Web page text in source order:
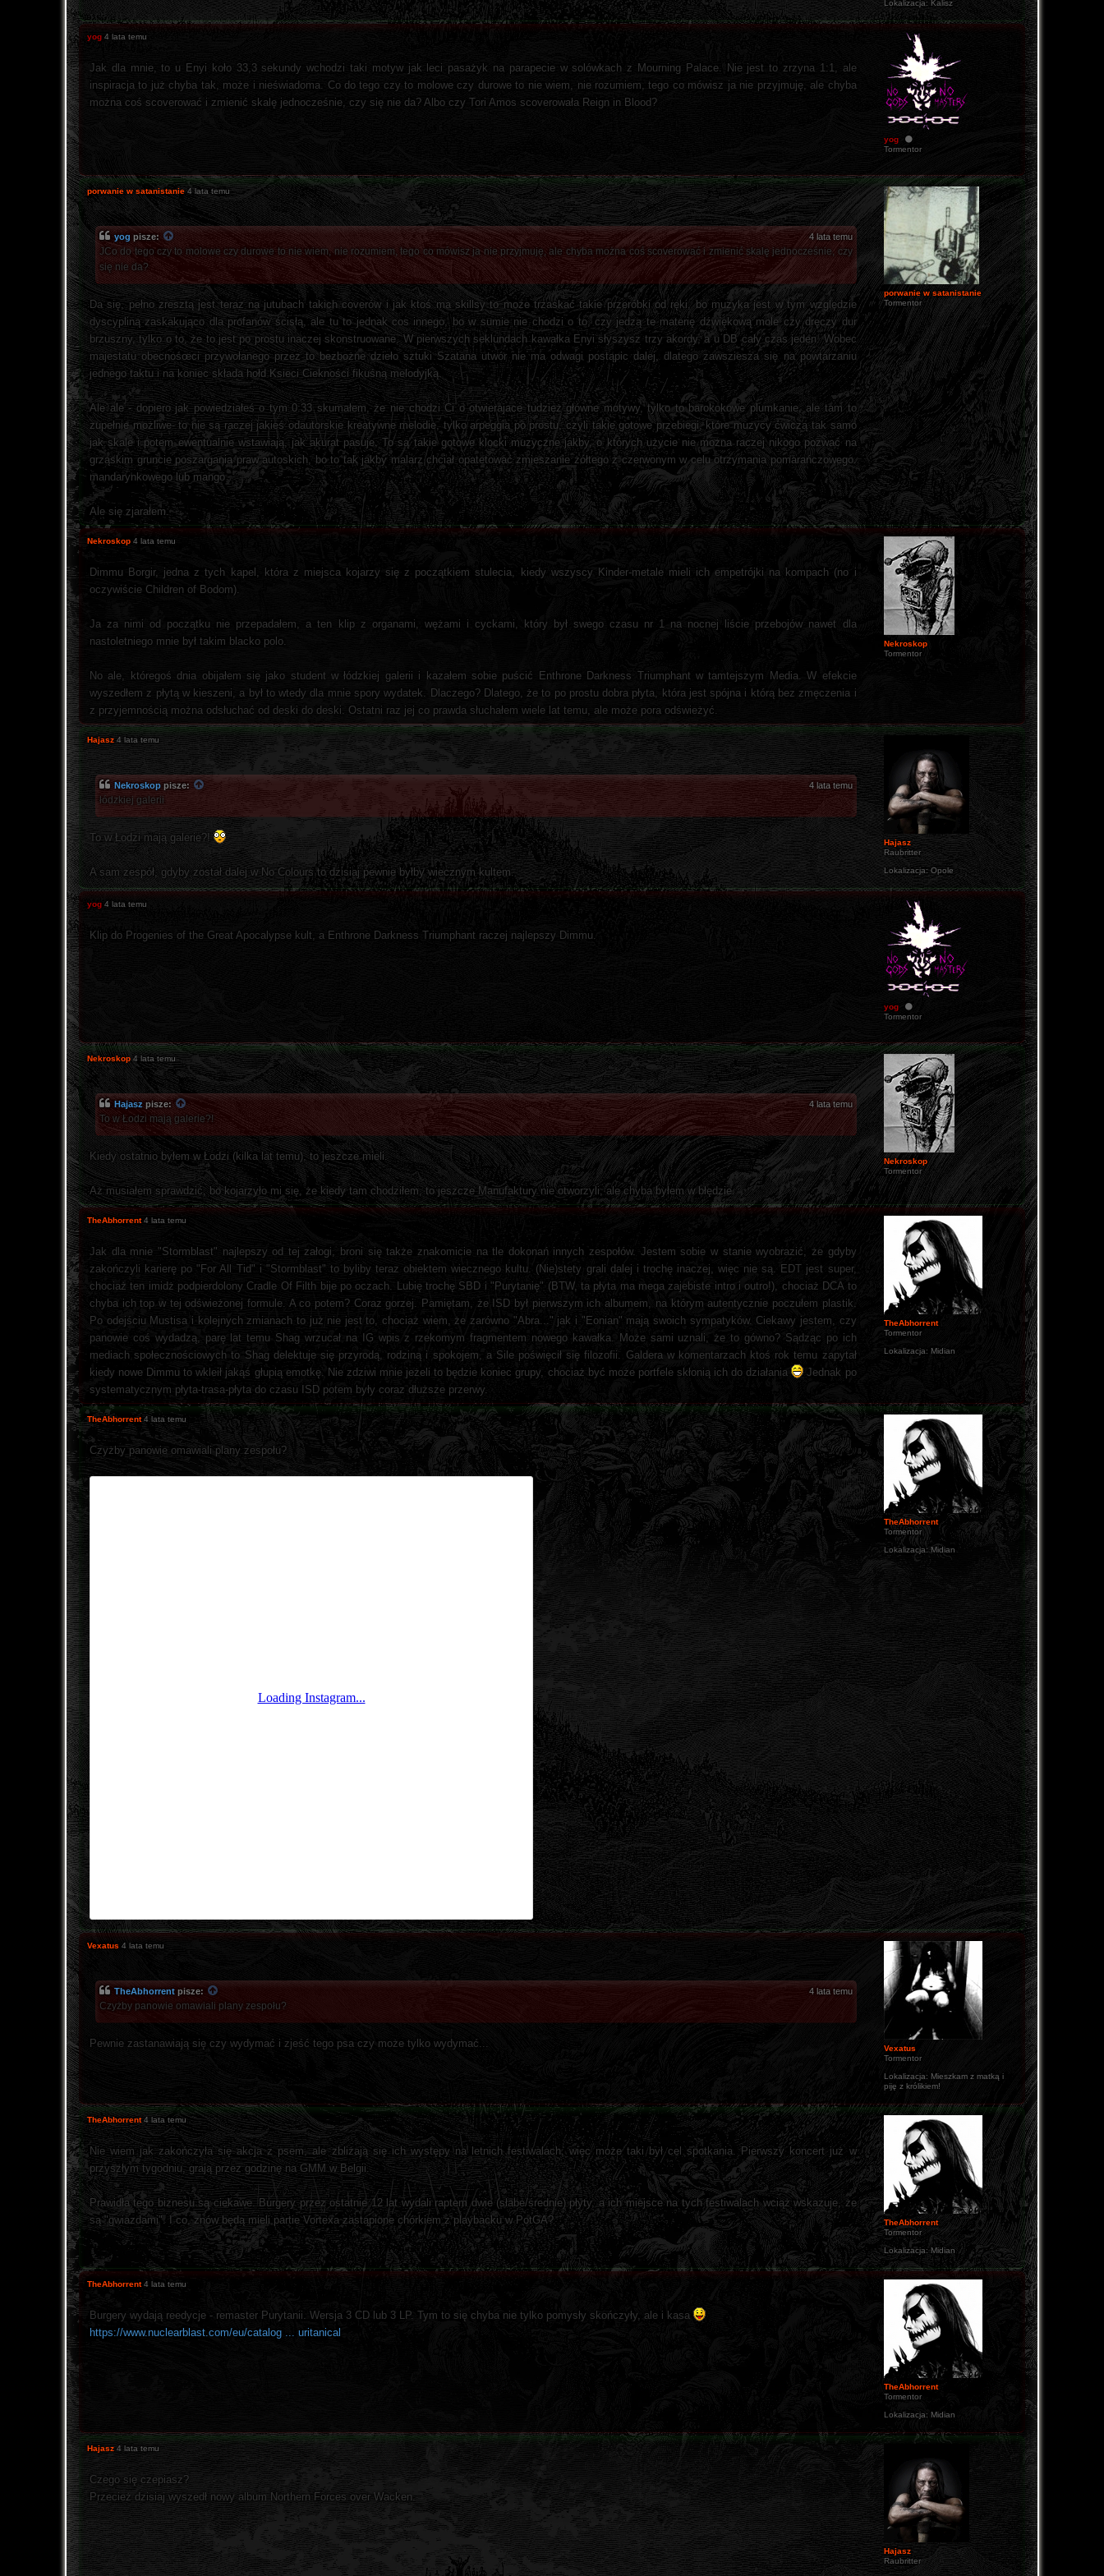
Lokalizacja: Kalisz
yog
Tormentor
yog 4 lata temu
Jak dla mnie, to u Enyi koło 33,3 sekundy wchodzi taki motyw jak leci pasażyk na parapecie w solówkach z Mourning Palace. Nie jest to zrzyna 1:1, ale
inspiracja to już chyba tak, może i nieświadoma. Co do tego czy to molowe czy durowe to nie wiem, nie rozumiem, tego co mówisz ja nie przyjmuję, ale chyba
można coś scoverować i zmienić skalę jednocześnie, czy się nie da? Albo czy Tori Amos scoverowała Reign in Blood?
porwanie w satanistanie
Tormentor
porwanie w satanistanie 4 lata temu
yog pisze: 4 lata temu
JCo do tego czy to molowe czy durowe to nie wiem, nie rozumiem, tego co mówisz ja nie przyjmuję, ale chyba można coś scoverować i zmienić skalę jednocześnie, czy
się nie da?
Da się, pełno zresztą jest teraz na jutubach takich coverów i jak ktoś ma skillsy to może trzaskać takie przeróbki od ręki, bo muzyka jest w tym względzie
dyscypliną zaskakująco dla profanów ścisłą, ale tu to jednak cos innego, bo w sumie nie chodzi o to, czy jedzą te materię dźwiękową mole czy dręczy dur
brzuszny, tylko o to, że to jest po prostu inaczej skonstruowane. W pierwszych seklundach kawałka Enyi słyszysz trzy akordy, a u DB cały czas jeden. Wobec
majestatu obecnośœci przywołanego przez to bezbożne dzieło sztuki Szatana utwór nie ma odwagi postąpic dalej, dlatego zawsziesza się na powtarzaniu
jednego taktu i na koniec składa hołd Ksieci Ciekności fikuśną melodyjką.
Ale ale - dopiero jak powiedziałeś o tym 0:33 skumałem, że nie chodzi Ci o otwierajace tudzież główne motywy, tylko to barokokowe plumkanie, ale tam to
zupełnie możliwe- to nie są raczej jakieś odautorskie kreatywne melodie, tylko arpeggia po prostu, czyli takie gotowe przebiegi, które muzycy ćwiczą tak samo
jak skale i potem ewentualnie wstawiają, jak akurat pasuje. To są takie gotowe klocki muzyczne jakby, o których użycie nie można raczej nikogo pozwać na
grząskim gruncie poszargania praw autoskich, bo to tak jakby malarz chciał opatetować zmieszanie żółtego z czerwonym w celu otrzymania pomarańczowego.
mandarynkowego lub mango
Ale się zjarałem.
Nekroskop
Tormentor
Nekroskop 4 lata temu
Dimmu Borgir, jedna z tych kapel, która z miejsca kojarzy się z początkiem stulecia, kiedy wszyscy Kinder-metale mieli ich empetrójki na kompach (no i
oczywiście Children of Bodom).
Ja za nimi od początku nie przepadałem, a ten klip z organami, wężami i cyckami, który był swego czasu nr 1 na nocnej liście przebojów nawet dla
nastoletniego mnie był takim blacko polo.
No ale, któregoś dnia obijałem się jako student w łódzkiej galerii i kazałem sobie puścić Enthrone Darkness Triumphant w tamtejszym Media. W efekcie
wyszedłem z płytą w kieszeni, a był to wtedy dla mnie spory wydatek. Dlaczego? Dlatego, że to po prostu dobra płyta, która jest spójna i którą bez zmęczenia i
z przyjemnością można odsłuchać od deski do deski. Ostatni raz jej co prawda słuchałem wiele lat temu, ale może pora odświeżyć.
Hajasz
Raubritter
Lokalizacja: Opole
Hajasz 4 lata temu
Nekroskoppisze: 4 lata temu
łódzkiej galerii
To w Łodzi mają galerie?!
A sam zespół, gdyby został dalej w No Colours to dzisiaj pewnie byłby wiecznym kultem.
yog
Tormentor
yog 4 lata temu
Klip do Progenies of the Great Apocalypse kult, a Enthrone Darkness Triumphant raczej najlepszy Dimmu.
Nekroskop
Tormentor
Nekroskop 4 lata temu
Hajaszpisze: 4 lata temu
To w Łodzi mają galerie?!
Kiedy ostatnio byłem w Łodzi (kilka lat temu), to jeszcze mieli.
Aż musiałem sprawdzić, bo kojarzyło mi się, że kiedy tam chodziłem, to jeszcze Manufaktury nie otworzyli, ale chyba byłem w błędzie.
TheAbhorrent
Tormentor
Lokalizacja: Midian
TheAbhorrent 4 lata temu
Jak dla mnie "Stormblast" najlepszy od tej załogi, broni się także znakomicie na tle dokonań innych zespołów. Jestem sobie w stanie wyobrazić, że gdyby
zakończyli karierę po "For All Tid" i "Stormblast" to byliby teraz obiektem wiecznego kultu. (Nie)stety grali dalej i trochę inaczej, więc nie są. EDT jest super,
chociaż ten imidż podpierdolony Cradle Of Filth bije po oczach. Lubię trochę SBD i "Purytanię" (BTW, ta płyta ma mega zajebiste intro i outro!), chociaż DCA to
chyba ich top w tej odświeżonej formule. A co potem? Coraz gorzej. Pamiętam, że ISD był pierwszym ich albumem, na którym autentycznie poczułem plastik.
Po odejściu Mustisa i kolejnych zmianach to już nie jest to, chociaż wiem, że zarówno "Abra..." jak i "Eonian" mają swoich sympatyków. Ciekawy jestem, czy
panowie coś wydadzą, parę lat temu Shag wrzucał na IG wpis z rzekomym fragmentem nowego kawałka. Może sami uznali, że to gówno? Sądząc po ich
mediach społecznościowych to Shag delektuje się przyrodą, rodziną i spokojem, a Sile poświęcił się filozofii. Galdera w komentarzach ktoś rok temu zapytał
kiedy nowe Dimmu to wkleił jakąś głupią emotkę. Nie zdziwi mnie jeżeli to będzie koniec grupy, chociaż być może portfele skłonią ich do działania
Jednak po
systematycznym płyta-trasa-płyta do czasu ISD potem były coraz dłuższe przerwy.
TheAbhorrent
Tormentor
Lokalizacja: Midian
TheAbhorrent 4 lata temu
Czyżby panowie omawiali plany zespołu?
Vexatus
Tormentor
Lokalizacja: Mieszkam z matką i
piję z królikiem!
Vexatus 4 lata temu
TheAbhorrent pisze: 4 lata temu
Czyżby panowie omawiali plany zespołu?
Pewnie zastanawiają się czy wydymać i zjeść tego psa czy może tylko wydymać...
TheAbhorrent
Tormentor
Lokalizacja: Midian
TheAbhorrent 4 lata temu
Nie wiem jak zakończyła się akcja z psem, ale zbliżają się ich występy na letnich festiwalach, więc może taki był cel spotkania. Pierwszy koncert już w
przyszłym tygodniu, grają przez godzinę na GMM w Belgii.
Prawidła tego biznesu są ciekawe. Burgery przez ostatnie 12 lat wydali raptem dwie (słabe/średnie) płyty, a ich miejsce na tych festiwalach wciąż wskazuje, że
są "gwiazdami". I co, znów będą mieli partie Vortexa zastąpione chórkiem z playbacku w PotGA?
TheAbhorrent
Tormentor
Lokalizacja: Midian
TheAbhorrent 4 lata temu
Burgery wydają reedycje - remaster Purytanii. Wersja 3 CD lub 3 LP. Tym to się chyba nie tylko pomysły skończyły, ale i kasa
https://www.nuclearblast.com/eu/catalog ... uritanical
Hajasz
Raubritter
Hajasz 4 lata temu
Czego się czepiasz?
Przecież dzisiaj wyszedł nowy album Northern Forces over Wacken.